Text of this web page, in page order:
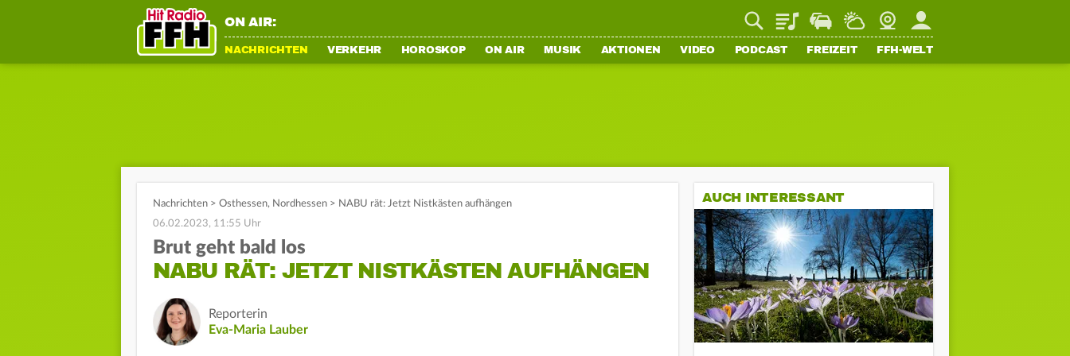
ON AIR: PlaylistStaupilotWetterWebcamMein FFH
NACHRICHTEN VERKEHR HOROSKOP ON AIR MUSIK AKTIONEN VIDEO PODCAST FREIZEIT FFH-WELT
Nachrichten > Osthessen, Nordhessen > NABU rät: Jetzt Nistkästen aufhängen
06.02.2023, 11:55 Uhr
Brut geht bald los
NABU RÄT: JETZT NISTKÄSTEN AUFHÄNGEN
Reporterin
Eva-Maria Lauber
AUCH INTERESSANT